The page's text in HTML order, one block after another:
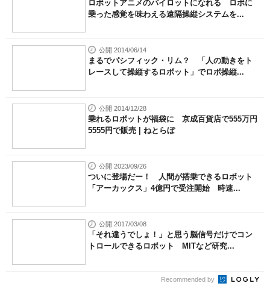
ロボットアニメのパイロットになれる ロボに
乗った感覚を味わえる遠隔操縦システムを...
公開 2014/06/14
まるでパシフィック・リム？ 「人の動きをト
レースして操縦するロボット」でロボ操縦...
公開 2014/12/28
乗れるロボットが福袋に 京成百貨店で555万円
5555円で販売 | ねとらぼ
公開 2023/09/26
ついに登場だー！ 人間が搭乗できるロボット
「アーカックス」4億円で受注開始 時速...
公開 2017/03/08
「それ違うでしょ！」と思う脳信号だけでコン
トロールできるロボット MITなど研究...
Recommended by